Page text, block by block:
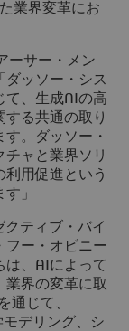
業界変革にお
ーサー・メン
ダッソー・シス
て、生成AIの高
る共通の取り
。ダッソー・
ャと業界ソリ
利用促進という
」
クティブ・バイ
フー・オビニー
は、AIによって
業界の変革に取
通じて、
モデリング、シ